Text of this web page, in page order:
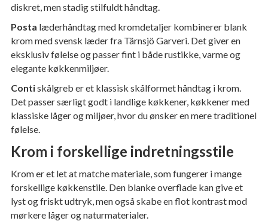
diskret, men stadig stilfuldt håndtag.
Posta læderhåndtag med kromdetaljer kombinerer blank
krom med svensk læder fra Tärnsjö Garveri. Det giver en
eksklusiv følelse og passer fint i både rustikke, varme og
elegante køkkenmiljøer.
Contiskålgreb er et klassisk skålformet håndtag i krom.
Det passer særligt godt i landlige køkkener, køkkener med
klassiske låger og miljøer, hvor du ønsker en mere traditionel
følelse.
Krom i forskellige indretningsstile
Krom er et let at matche materiale, som fungerer i mange
forskellige køkkenstile. Den blanke overflade kan give et
lyst og friskt udtryk, men også skabe en flot kontrast mod
mørkere låger og naturmaterialer.